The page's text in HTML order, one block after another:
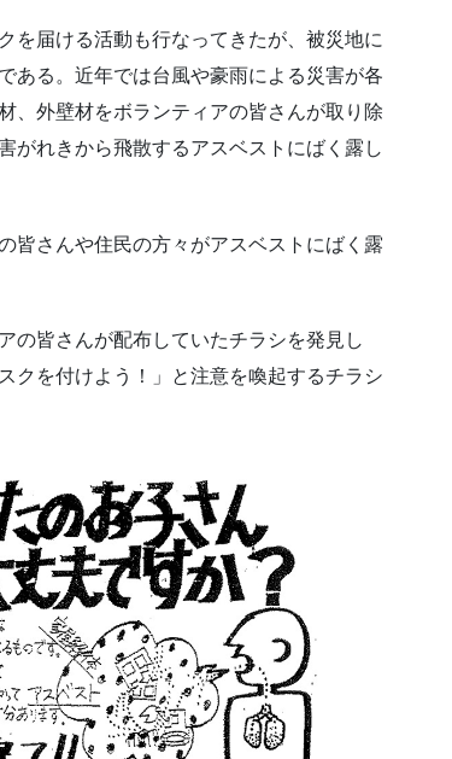
を届ける活動も行なってきたが、被災地に
ある。近年では台風や豪雨による災害が各
、外壁材をボランティアの皆さんが取り除
がれきから飛散するアスベストにばく露し
皆さんや住民の方々がアスベストにばく露
の皆さんが配布していたチラシを発見し
クを付けよう！」と注意を喚起するチラシ